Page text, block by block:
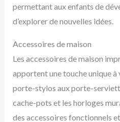
permettant aux enfants de
d’explorer de nouvelles idées.
Accessoires de maison
Les accessoires de maison
apportent une touche unique
porte-stylos aux porte-
cache-pots et les horloges
des accessoires fonctionnels